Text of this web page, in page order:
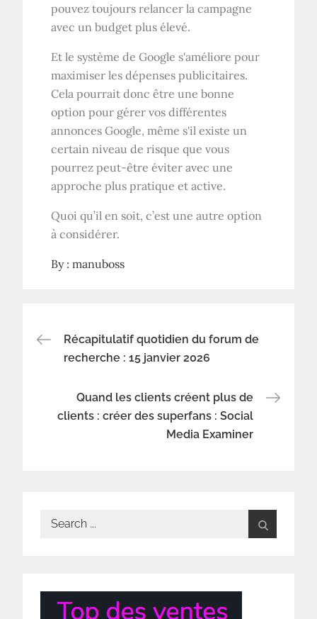
pouvez toujours relancer la campagne
avec un budget plus élevé.
Et le système de Google s'améliore pour
maximiser les dépenses publicitaires.
Cela pourrait donc être une bonne
option pour gérer vos différentes
annonces Google, même s'il existe un
certain niveau de risque que vous
pourrez peut-être éviter avec une
approche plus pratique et active.
Quoi qu’il en soit, c’est une autre option
à considérer.
By :manuboss
Navigation
l’article
Récapitulatif quotidien du forum de
recherche : 15 janvier 2026
Quand les clients créent plus de
clients : créer des superfans : Social
Media Examiner
Search